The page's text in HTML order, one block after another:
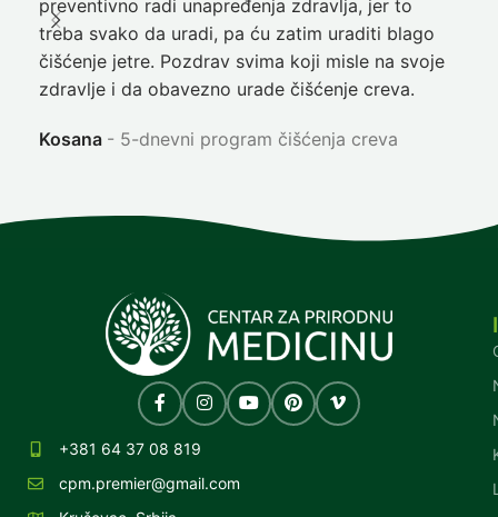
preventivno radi unapređenja zdravlja, jer to
treba svako da uradi, pa ću zatim uraditi blago
čišćenje jetre. Pozdrav svima koji misle na svoje
zdravlje i da obavezno urade čišćenje creva.
Kosana 5-dnevni program čišćenja creva
+381 64 37 08 819
cpm.premier@gmail.com